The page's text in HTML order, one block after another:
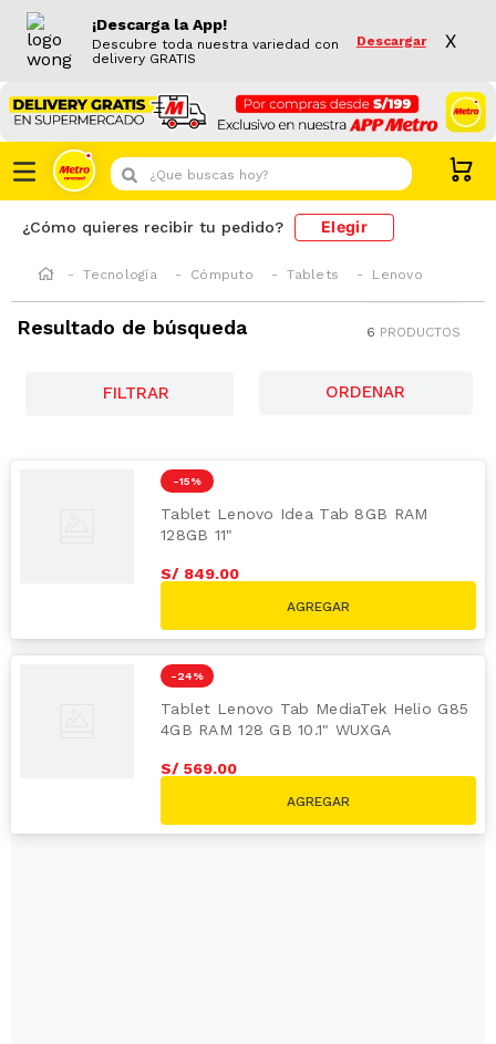
¡Descarga la App!
Descubre toda nuestra variedad con
delivery GRATIS
Descargar X
¿Que buscas hoy?
¿Cómo quieres recibir tu pedido? Elegir
Tecnología Cómputo Tablets Lenovo
Resultado de búsqueda 6 PRODUCTOS
FILTRAR
-15 %
Tablet Lenovo Idea Tab 8GB RAM
128GB 11"
S/ 849.00
-24 %
Tablet Lenovo Tab MediaTek Helio G85
4GB RAM 128 GB 10.1" WUXGA
S/ 569.00